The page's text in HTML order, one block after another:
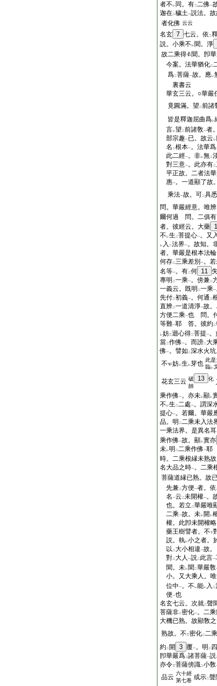
者不 レ 同。有二二佛一
迦在二穢土一説法。
者化佛 云云
名玄 7 七云。依 二
説。小乘不 レ聞。淨
故二乘得
聞。卽
今案。法華猶化二
爲二菩薩一故。應レ
裏書云
華玄三云。○華嚴
竟圓滿。望 二前諸
皆是釋迦屈曲爲レ
言レ望 二前諸敎一者
部宗趣一已。故云 レ
名 二根本一。法華爲
此二經一。非レ無二
對三意一。此亦有二
平正故。二者法
惠一。一道顯了故
乘法一故。可二具悉
問。華嚴經意。唯辨
爾何過 問。二俱有
者。彼經云。大藥
不 レ生 二菩提心一。又
レ 入 二法界一。故知。
者。華嚴是根本法
何存二三乘差別 一。
名等一。有二何 11
專明 二一乘一。傍兼二
一義云。既明 二一乘一
先付二初義一。何通 二
直辨二一道清淨一故
方便二乘一也 問。
等難一耶 答。彼約 二
レ妨三迴心得二菩提一。
當二作佛一。而謗二 大
佛一。譬如 二深水火
不
妨レ生 レ芽也 此
臨レ
花玄三云 破 13
化
師
乘作佛一。亦未レ顯レ
不 レ生 二二處一。謂深
提心一。若爾。華嚴
品。明 二二乘未入法
一乘法界。是異名
乘作佛一故。顯レ實亦
未レ明 二二乘作佛一耶
時。二乘根縁未熟
名大品之時一。二乘
菩薩道縁已熟。故
先兼二方便一者。依
名 一云 二未開權一。
也。若立 二華嚴唯
二乘一故。未レ開 レ
權。此卽未開權
藥王樹譬者。不下
説。執レ小之者。
以 二 大小相違一故
對二 大人 一説二 此言一
聞。未レ聞 二華嚴敎
小。又大乘人。
位中一。不 レ能レ 入 二
便一也
名玄七云。次就二聲
菩薩非二密化一。二
大機已熟。故顯敎
熟故。不三密化二二乘
約 二 開 3 覆一。明 二
卽華嚴爲二諸菩薩一説
亦令三菩薩傍識二小敎
品云 六十經
第七卷 或示二聲